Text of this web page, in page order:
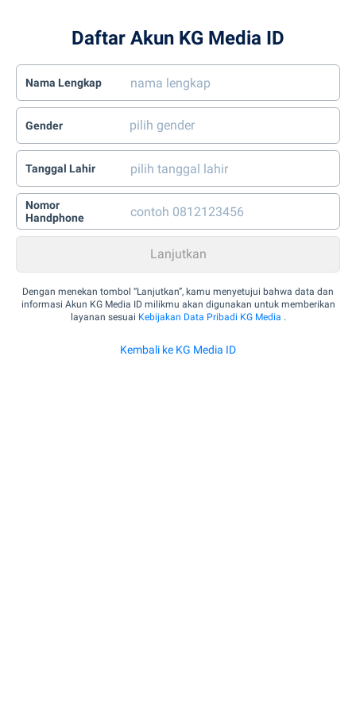
Daftar Akun KG Media ID
Nama Lengkap
Gender
Tanggal Lahir
Nomor
Handphone
Dengan menekan tombol “Lanjutkan”, kamu menyetujui bahwa data dan
informasi Akun KG Media ID milikmu akan digunakan untuk memberikan
layanan sesuai Kebijakan Data Pribadi KG Media .
Kembali ke KG Media ID